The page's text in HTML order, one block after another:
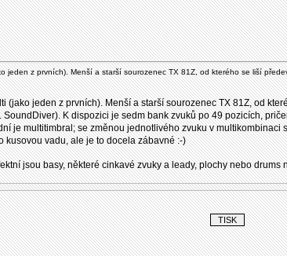
jeden z prvních). Menší a starší sourozenec TX 81Z, od kterého se liší
jeden z prvních). Menší a starší sourozenec TX 81Z, od
K dispozici je sedm bank zvuků po 49 pozicích,
je multitimbral; se změnou jednotlivého zvuku v
kusovou vadu, ale je to docela zábavné :-)
jsou basy, některé cinkavé zvuky a leady, plochy nebo drums